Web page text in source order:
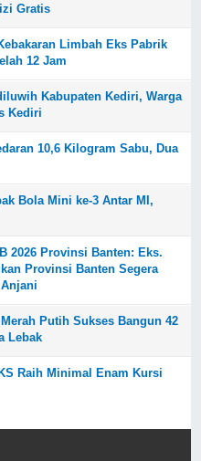
Gratis
Limbah Eks Pabrik
12 Jam
Kabupaten Kediri, Warga
Kediri
10,6 Kilogram Sabu, Dua
Bola Mini ke-3 Antar MI,
2026 Provinsi Banten: Eks.
Provinsi Banten Segera
Putih Sukses Bangun 42
Lebak
Raih Minimal Enam Kursi